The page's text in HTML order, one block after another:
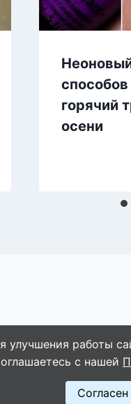
горячий
осени
©
работы
с нашей
Согласен